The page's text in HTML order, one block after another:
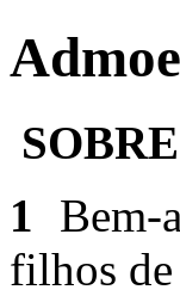
1 Bem-
filhos